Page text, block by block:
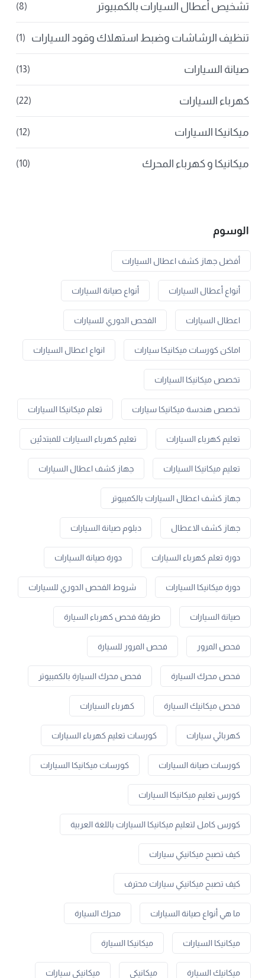
تشخيص أعطال السيارات بالكمبيوتر (8)
تنظيف الرشاشات وضبط استهلاك وقود السيارات (1)
صيانة السيارات (13)
كهرباء السيارات (22)
ميكانيكا السيارات (12)
ميكانيكا و كهرباء المحرك (10)
الوسوم
أفضل جهاز كشف اعطال السيارات
أنواع أعطال السيارات أنواع صيانة السيارات
اعطال السيارات الفحص الدوري للسيارات
اماكن كورسات ميكانيكا سيارات انواع اعطال السيارات
تخصص ميكانيكا السيارات
تخصص هندسة ميكانيكا سيارات تعلم ميكانيكا السيارات
تعليم كهرباء السيارات تعليم كهرباء السيارات للمبتدئين
تعليم ميكانيكا السيارات جهاز كشف اعطال السيارات
جهاز كشف اعطال السيارات بالكمبيوتر
جهاز كشف الاعطال دبلوم صيانة السيارات
دورة تعلم كهرباء السيارات دورة صيانة السيارات
دورة ميكانيكا السيارات شروط الفحص الدوري للسيارات
صيانة السيارات طريقة فحص كهرباء السيارة
فحص المرور فحص المرور للسيارة
فحص محرك السيارة فحص محرك السيارة بالكمبيوتر
فحص ميكانيك السيارة كهرباء السيارات
كهربائي سيارات كورسات تعليم كهرباء السيارات
كورسات صيانة السيارات كورسات ميكانيكا السيارات
كورس تعليم ميكانيكا السيارات
كورس كامل لتعليم ميكانيكا السيارات باللغة العربية
كيف تصبح ميكانيكي سيارات
كيف تصبح ميكانيكي سيارات محترف
ما هي أنواع صيانة السيارات محرك السيارة
ميكانيكا السيارات ميكانيكا السيارة
ميكانيك السيارة ميكانيكي ميكانيكي سيارات